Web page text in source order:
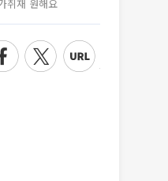
취재 원해요